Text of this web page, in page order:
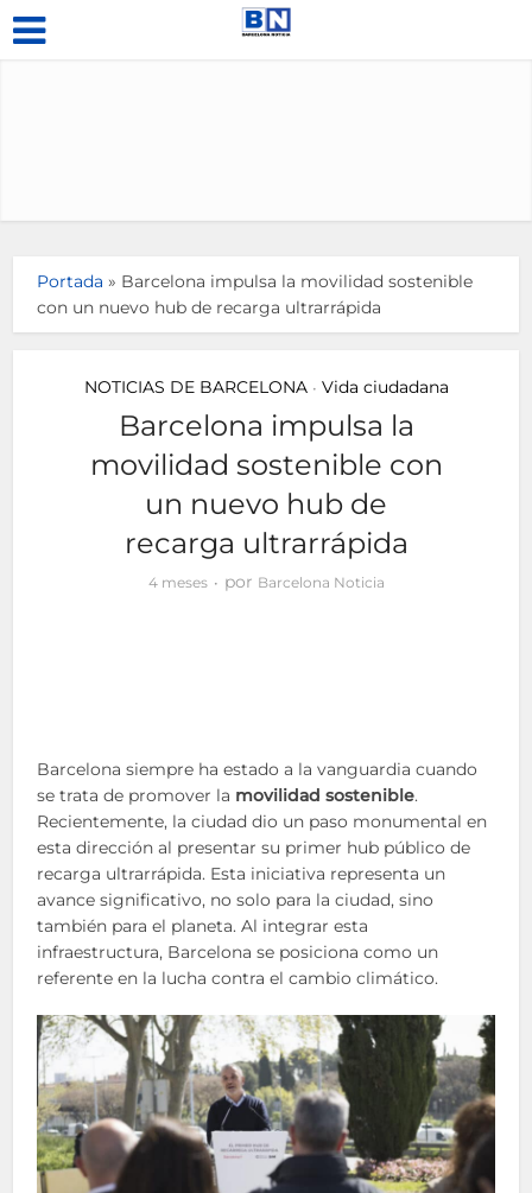
Portada » Barcelona impulsa la movilidad sostenible
con un nuevo hub de recarga ultrarrápida
NOTICIAS DE BARCELONA • Vida ciudadana
Barcelona impulsa la
movilidad sostenible con
un nuevo hub de
recarga ultrarrápida
4 meses por Barcelona Noticia
Barcelona siempre ha estado a la vanguardia cuando
se trata de promover la movilidad sostenible.
Recientemente, la ciudad dio un paso monumental en
esta dirección al presentar su primer hub público de
recarga ultrarrápida. Esta iniciativa representa un
avance significativo, no solo para la ciudad, sino
también para el planeta. Al integrar esta
infraestructura, Barcelona se posiciona como un
referente en la lucha contra el cambio climático.